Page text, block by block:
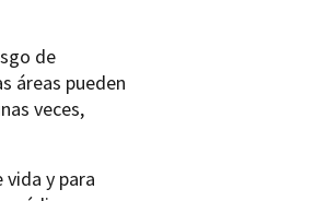
de
áreas pueden
veces,
vida y para